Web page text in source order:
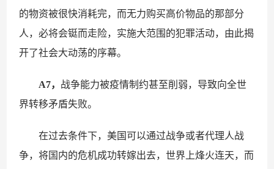
的物资被很快消耗完，而无力购买高价物品的那部分
人，必将会铤而走险，实施大范围的犯罪活动，由此揭
开了社会大动荡的序幕。
A7， 战争能力被疫情制约甚至削弱，导致向全世
界转移矛盾失败。
在过去条件下，美国可以通过战争或者代理人战
争，将国内的危机成功转嫁出去，世界上烽火连天，而